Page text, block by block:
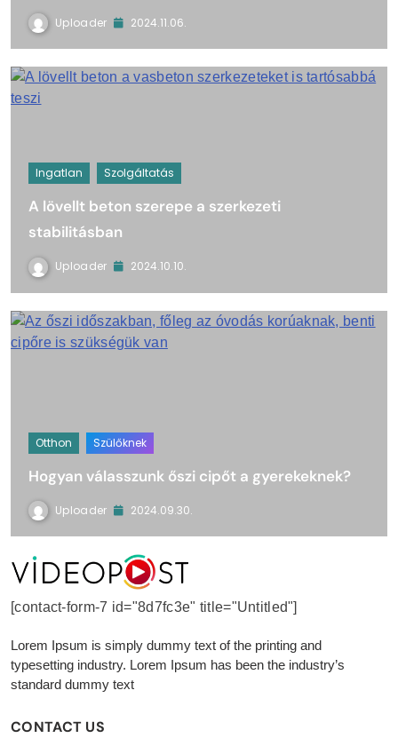
Uploader 2024.11.06.
Ingatlan Szolgáltatás
A lövellt beton szerepe a szerkezeti
stabilitásban
Uploader 2024.10.10.
Otthon Szülőknek
Hogyan válasszunk őszi cipőt a gyerekeknek?
Uploader 2024.09.30.
VideoPost
[contact-form-7 id="8d7fc3e" title="Untitled"]
Lorem Ipsum is simply dummy text of the printing and
typesetting industry. Lorem Ipsum has been the industry’s
standard dummy text
CONTACT US